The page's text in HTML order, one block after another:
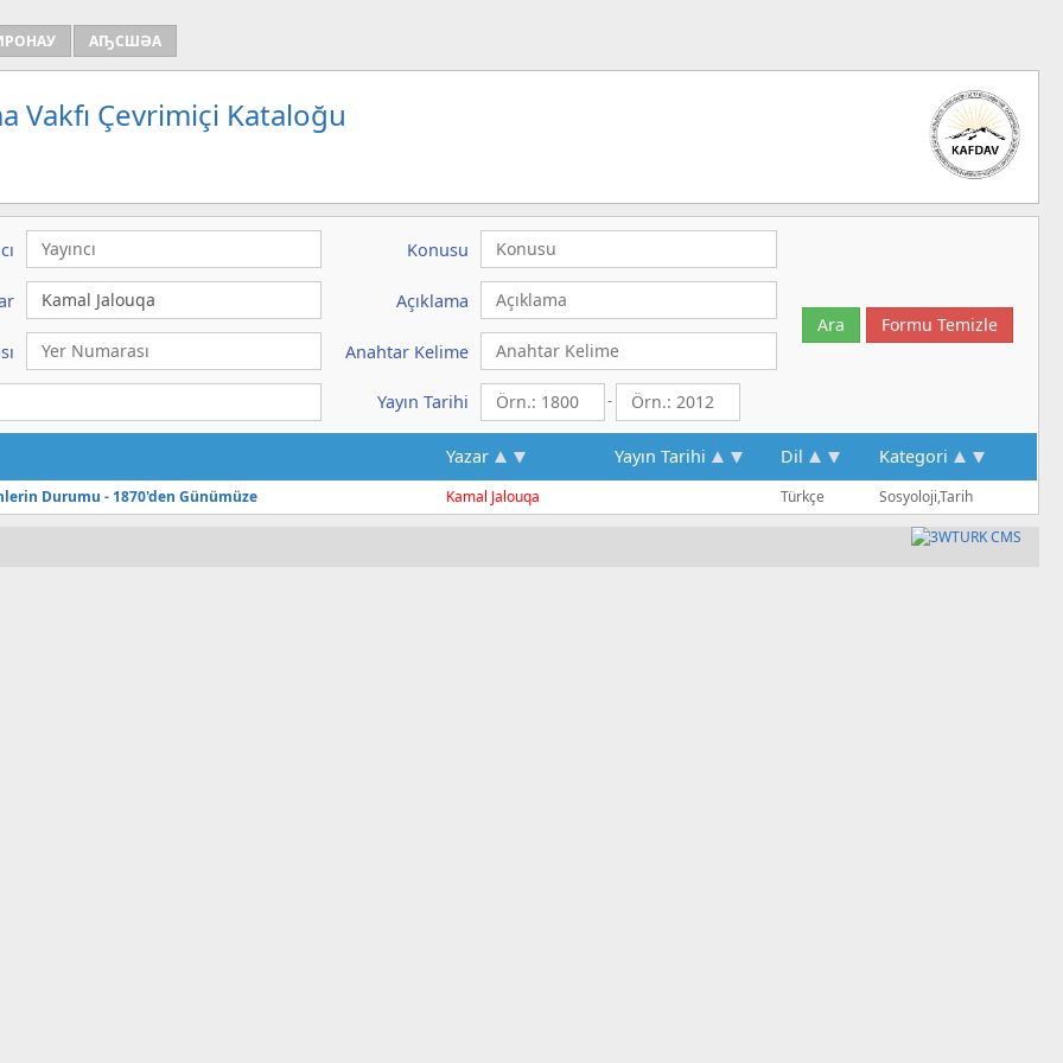
АҦСШӘА
Vakfı Çevrimiçi Kataloğu
Konusu
Açıklama
Anahtar Kelime
Yayın Tarihi -
Yazar Yayın Tarihi Dil Kategori
Durumu - 1870'den Günümüze Kamal Jalouqa Türkçe Sosyoloji,Tarih